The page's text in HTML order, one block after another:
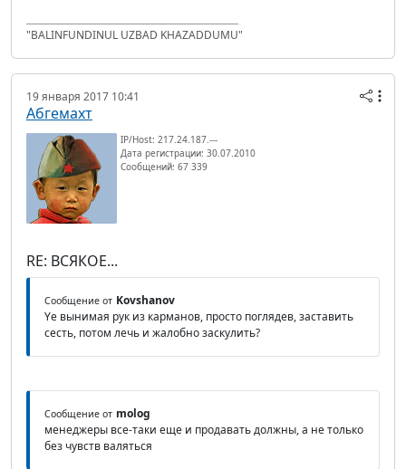
"BALINFUNDINUL UZBAD KHAZADDUMU"
19 января 2017 10:41
Абгемахт
IP/Host: 217.24.187.---
Дата регистрации: 30.07.2010
Сообщений: 67 339
RE: ВСЯКОЕ...
Сообщение от Kovshanov
Yе вынимая рук из карманов, просто поглядев, заставить
сесть, потом лечь и жалобно заскулить?
Сообщение от molog
менеджеры все-таки еще и продавать должны, а не только
без чувств валяться